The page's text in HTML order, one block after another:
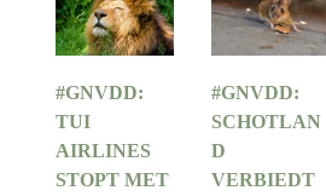
#GNVDD:
TUI
AIRLINES
STOPT MET
#GNVDD:
SCHOTLAN
D
VERBIEDT